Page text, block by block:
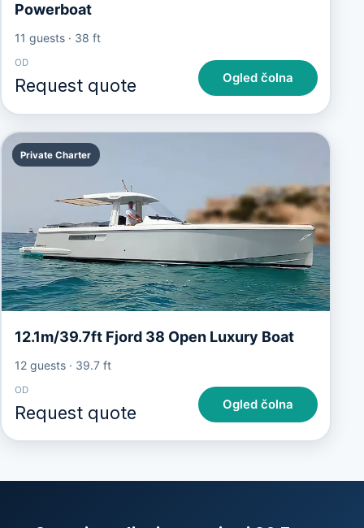
Powerboat
11 guests· 38 ft
OD
Request quote Ogled čolna
Private Charter
12.1m/39.7ft Fjord 38 Open Luxury Boat
12 guests· 39.7 ft
OD
Request quote Ogled čolna